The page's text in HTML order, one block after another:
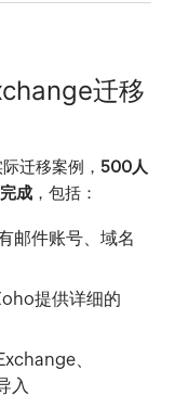
迁移
迁移案例，500人
成 ，包括：
邮件账号、域名
提供详细的
、
入